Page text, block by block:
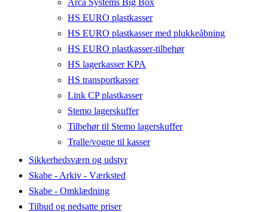
HS EURO plastkasser
HS EURO plastkasser med plukkeåbning
HS EURO plastkasser-tilbehør
HS lagerkasser KPA
HS transportkasser
Link CP plastkasser
Stemo lagerskuffer
Tilbehør til Stemo lagerskuffer
Tralle/vogne til kasser
Sikkerhedsværn og udstyr
Skabe - Arkiv - Værksted
Skabe - Omklædning
Tilbud og nedsatte priser